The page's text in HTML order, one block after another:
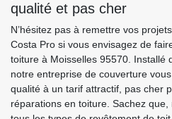
qualité et pas cher
N’hésitez pas à remettre vos
Costa Pro si vous envisagez de
toiture à Moisselles 95570. Installé
notre entreprise de couverture
qualité à un tarif attractif, pas cher
réparations en toiture. Sachez